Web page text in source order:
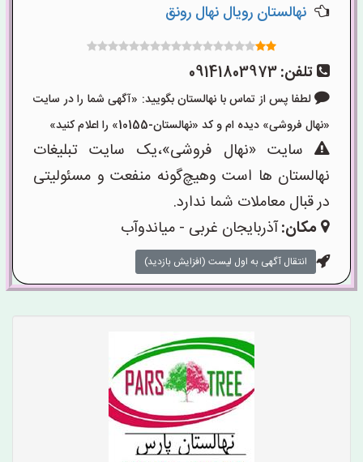
نهالستان رویال نهال رونق
تلفن:09141803973
لطفا پس از تماس با نهالستان بگویید: «آگهی شما را در سایت
«نهال فروشی» دیده ام و کد «نهالستان-10155» را اعلام کنید»
سایت «نهال فروشی»،یک سایت تبلیغات
نهالستان ها است وهیچ‌گونه منفعت و مسئولیتی
در قبال معاملات شما ندارد.
مکان:آذربایجان غربی - میاندوآب
انتقال آگهی به اول لیست (افزایش بازدید)